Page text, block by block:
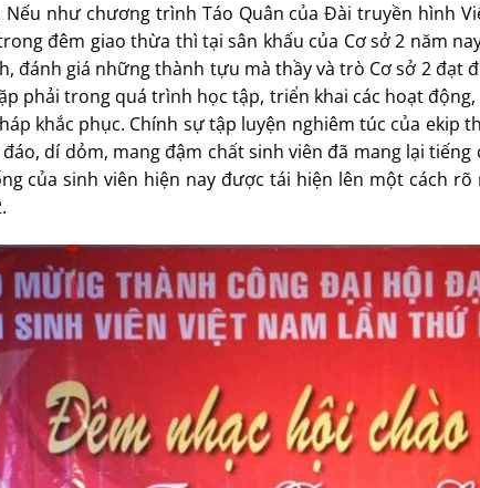
như chương trình Táo Quân của Đài truyền hình
đêm giao thừa thì tại sân khấu của Cơ sở 2 năm
đánh giá những thành tựu mà thầy và trò Cơ sở 2 đạt
phải trong quá trình học tập, triển khai các hoạt
khắc phục. Chính sự tập luyện nghiêm túc của ekip
dí dỏm, mang đậm chất sinh viên đã mang lại
của sinh viên hiện nay được tái hiện lên một cách